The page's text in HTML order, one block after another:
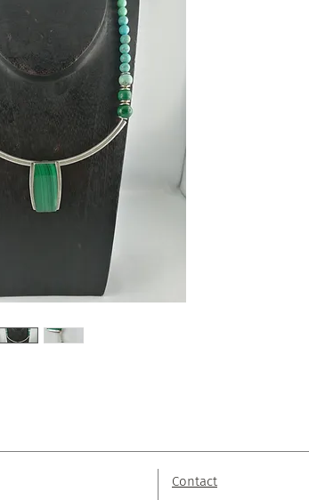
Contact